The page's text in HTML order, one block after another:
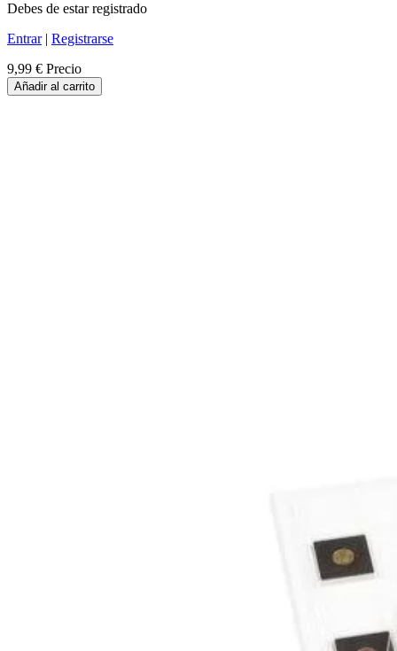
Debes de estar registrado
Entrar| Registrarse
9,99 € Precio
Añadir al carrito